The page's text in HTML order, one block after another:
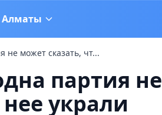
Алматы
не может сказать, чт...
партия не
украли